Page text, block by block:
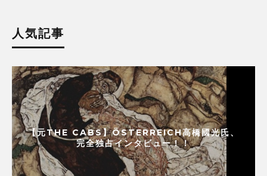
人気記事
【元THE CABS】ÖSTERREICH高橋國光氏、
完全独占インタビュー！！